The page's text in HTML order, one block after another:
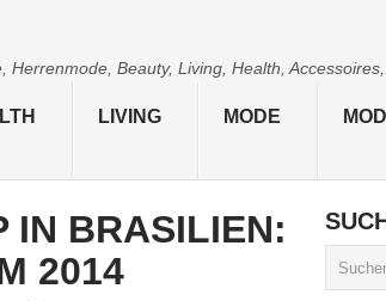
Beauty, Living, Health, Accessoires,
LIVING MODE
IN BRASILIEN:
2014